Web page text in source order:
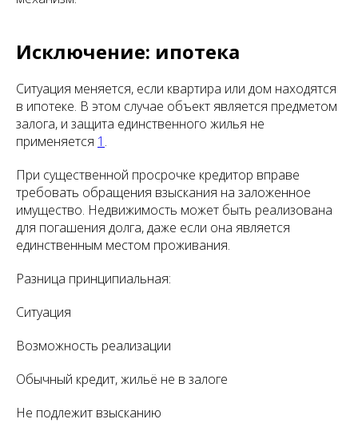
Исключение: ипотека
Ситуация меняется, если квартира или дом находятся
в ипотеке. В этом случае объект является предметом
залога, и защита единственного жилья не
применяется 1 .
При существенной просрочке кредитор вправе
требовать обращения взыскания на заложенное
имущество. Недвижимость может быть реализована
для погашения долга, даже если она является
единственным местом проживания.
Разница принципиальная:
Ситуация
Возможность реализации
Обычный кредит, жильё не в залоге
Не подлежит взысканию